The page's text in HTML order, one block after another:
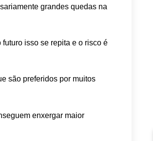
grandes quedas na
isso se repita e o risco é
são preferidos por muitos
enxergar maior